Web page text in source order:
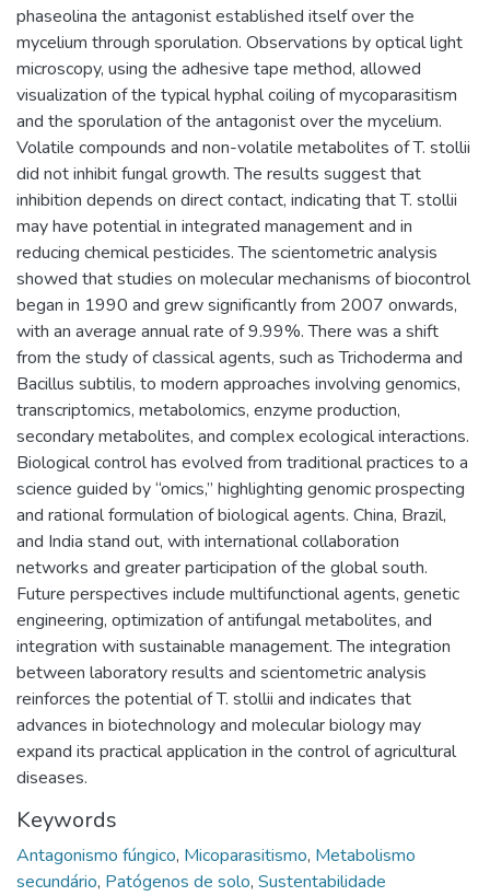
phaseolina the antagonist established itself over the
mycelium through sporulation. Observations by optical light
microscopy, using the adhesive tape method, allowed
visualization of the typical hyphal coiling of mycoparasitism
and the sporulation of the antagonist over the mycelium.
Volatile compounds and non-volatile metabolites of T. stollii
did not inhibit fungal growth. The results suggest that
inhibition depends on direct contact, indicating that T. stollii
may have potential in integrated management and in
reducing chemical pesticides. The scientometric analysis
showed that studies on molecular mechanisms of biocontrol
began in 1990 and grew significantly from 2007 onwards,
with an average annual rate of 9.99%. There was a shift
from the study of classical agents, such as Trichoderma and
Bacillus subtilis, to modern approaches involving genomics,
transcriptomics, metabolomics, enzyme production,
secondary metabolites, and complex ecological interactions.
Biological control has evolved from traditional practices to a
science guided by “omics,” highlighting genomic prospecting
and rational formulation of biological agents. China, Brazil,
and India stand out, with international collaboration
networks and greater participation of the global south.
Future perspectives include multifunctional agents, genetic
engineering, optimization of antifungal metabolites, and
integration with sustainable management. The integration
between laboratory results and scientometric analysis
reinforces the potential of T. stollii and indicates that
advances in biotechnology and molecular biology may
expand its practical application in the control of agricultural
diseases.
Keywords
Antagonismo fúngico, Micoparasitismo, Metabolismo
secundário, Patógenos de solo, Sustentabilidade